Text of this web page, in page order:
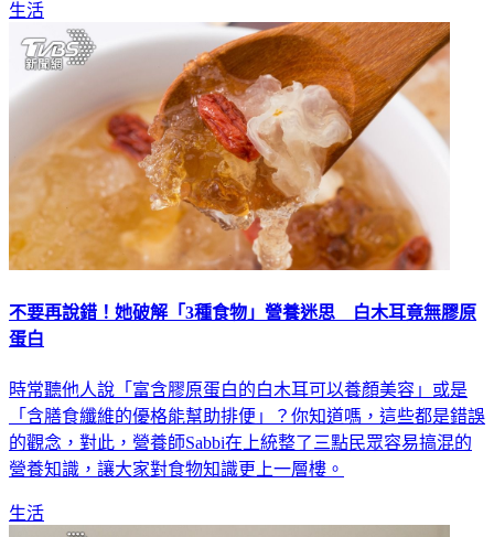
生活
不要再說錯！她破解「3種食物」營養迷思 白木耳竟無膠原
蛋白
時常聽他人說「富含膠原蛋白的白木耳可以養顏美容」或是
「含膳食纖維的優格能幫助排便」？你知道嗎，這些都是錯誤
的觀念，對此，營養師Sabbi在上統整了三點民眾容易搞混的
營養知識，讓大家對食物知識更上一層樓。
生活